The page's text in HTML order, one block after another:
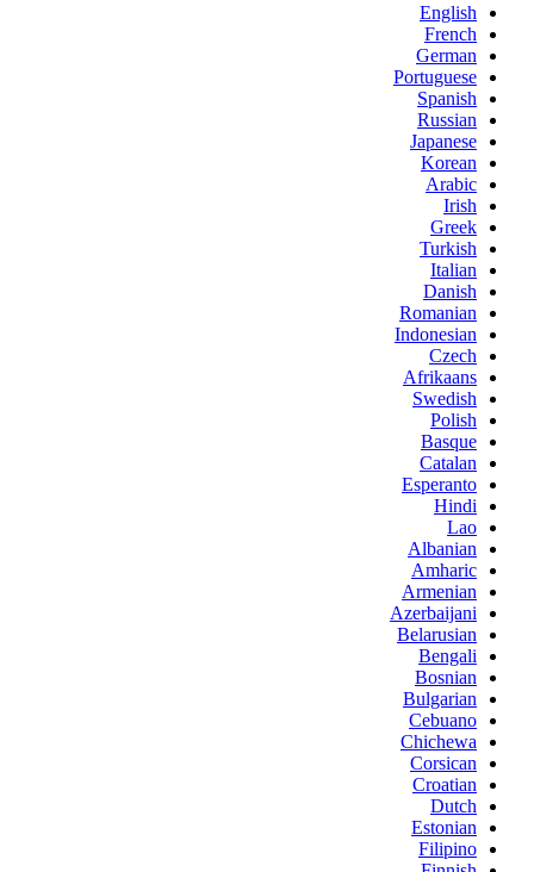
English
French
German
Portuguese
Spanish
Russian
Japanese
Korean
Arabic
Irish
Greek
Turkish
Italian
Danish
Romanian
Indonesian
Czech
Afrikaans
Swedish
Polish
Basque
Catalan
Esperanto
Hindi
Lao
Albanian
Amharic
Armenian
Azerbaijani
Belarusian
Bengali
Bosnian
Bulgarian
Cebuano
Chichewa
Corsican
Croatian
Dutch
Estonian
Filipino